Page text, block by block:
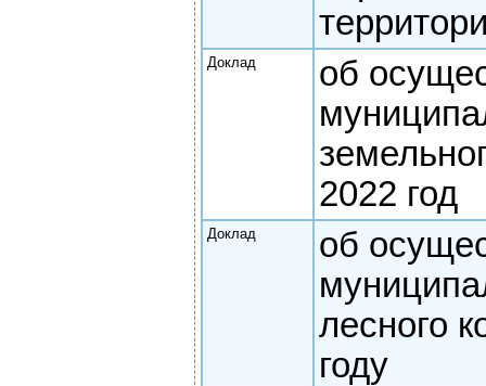
Доклад
об
2022 год
Доклад
об
лесного
году